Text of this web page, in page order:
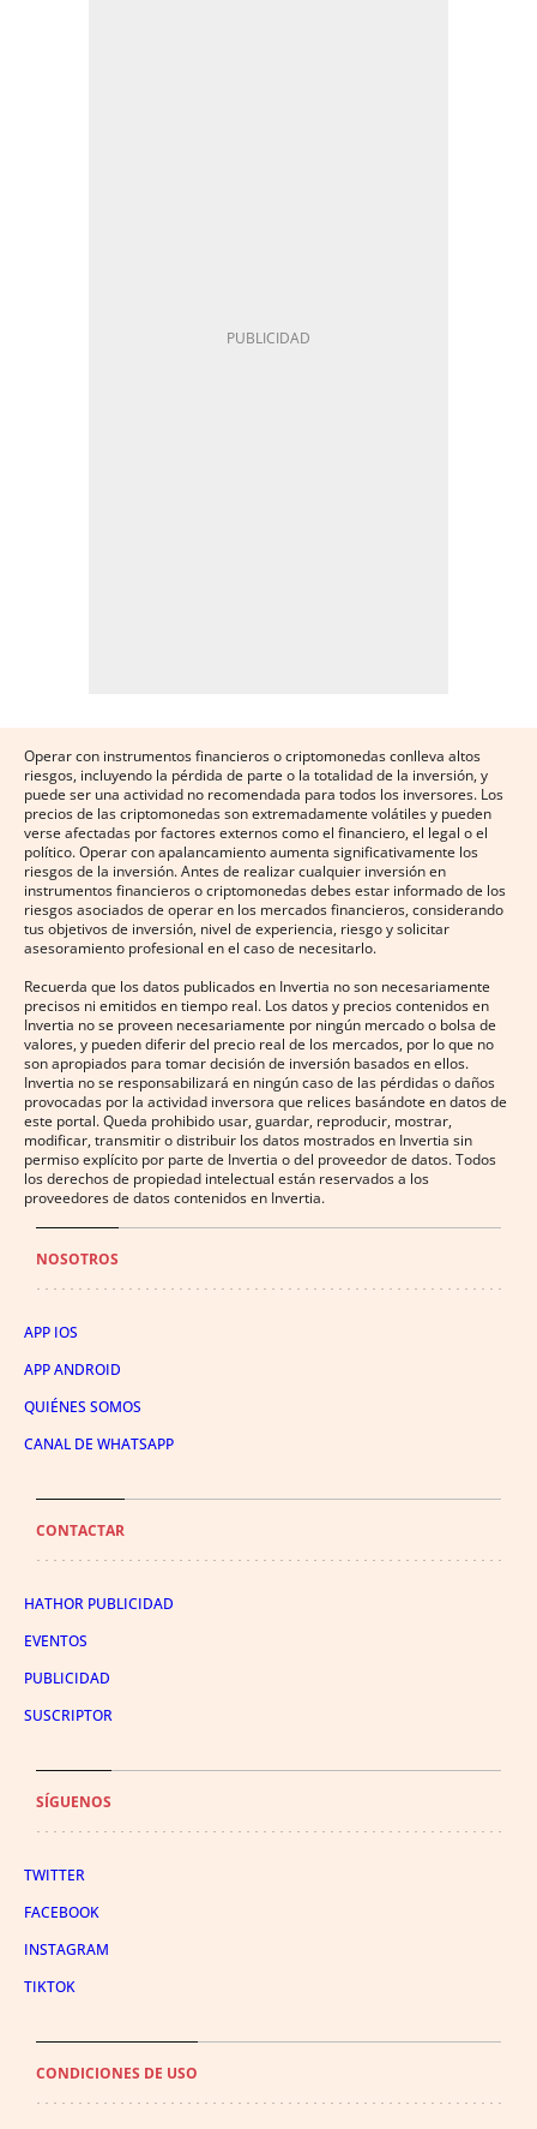
Operar con instrumentos financieros o criptomonedas conlleva altos
riesgos, incluyendo la pérdida de parte o la totalidad de la inversión, y
puede ser una actividad no recomendada para todos los inversores. Los
precios de las criptomonedas son extremadamente volátiles y pueden
verse afectadas por factores externos como el financiero, el legal o el
político. Operar con apalancamiento aumenta significativamente los
riesgos de la inversión. Antes de realizar cualquier inversión en
instrumentos financieros o criptomonedas debes estar informado de los
riesgos asociados de operar en los mercados financieros, considerando
tus objetivos de inversión, nivel de experiencia, riesgo y solicitar
asesoramiento profesional en el caso de necesitarlo.
Recuerda que los datos publicados en Invertia no son necesariamente
precisos ni emitidos en tiempo real. Los datos y precios contenidos en
Invertia no se proveen necesariamente por ningún mercado o bolsa de
valores, y pueden diferir del precio real de los mercados, por lo que no
son apropiados para tomar decisión de inversión basados en ellos.
Invertia no se responsabilizará en ningún caso de las pérdidas o daños
provocadas por la actividad inversora que relices basándote en datos de
este portal. Queda prohibido usar, guardar, reproducir, mostrar,
modificar, transmitir o distribuir los datos mostrados en Invertia sin
permiso explícito por parte de Invertia o del proveedor de datos. Todos
los derechos de propiedad intelectual están reservados a los
proveedores de datos contenidos en Invertia.
NOSOTROS
APP IOS
APP ANDROID
QUIÉNES SOMOS
CANAL DE WHATSAPP
CONTACTAR
HATHOR PUBLICIDAD
EVENTOS
PUBLICIDAD
SUSCRIPTOR
SÍGUENOS
TWITTER
FACEBOOK
INSTAGRAM
TIKTOK
CONDICIONES DE USO